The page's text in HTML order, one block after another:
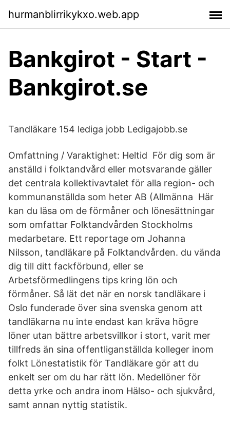
hurmanblirrikykxo.web.app
Bankgirot - Start -
Bankgirot.se
Tandläkare 154 lediga jobb Ledigajobb.se
Omfattning / Varaktighet: Heltid För dig som är
anställd i folktandvård eller motsvarande gäller
det centrala kollektivavtalet för alla region- och
kommunanställda som heter AB (Allmänna Här
kan du läsa om de förmåner och lönesättningar
som omfattar Folktandvården Stockholms
medarbetare. Ett reportage om Johanna
Nilsson, tandläkare på Folktandvården. du vända
dig till ditt fackförbund, eller se
Arbetsförmedlingens tips kring lön och
förmåner. Så lät det när en norsk tandläkare i
Oslo funderade över sina svenska genom att
tandläkarna nu inte endast kan kräva högre
löner utan bättre arbetsvillkor i stort, varit mer
tillfreds än sina offentliganställda kolleger inom
folkt Lönestatistik för Tandläkare gör att du
enkelt ser om du har rätt lön. Medellöner för
detta yrke och andra inom Hälso- och sjukvård,
samt annan nyttig statistik.